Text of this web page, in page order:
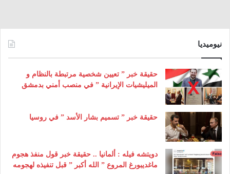
نيوميديا
حقيقة خبر ” تعيين شخصية مرتبطة بالنظام و
الميليشيات الإيرانية ” في منصب أمني بدمشق
حقيقة خبر ” تسميم بشار الأسد ” في روسيا
دويتشه فيله : ألمانيا .. حقيقة خبر قول منفذ هجوم
ماغديبورغ المروع ” الله أكبر ” قبل تنفيذه لهجومه